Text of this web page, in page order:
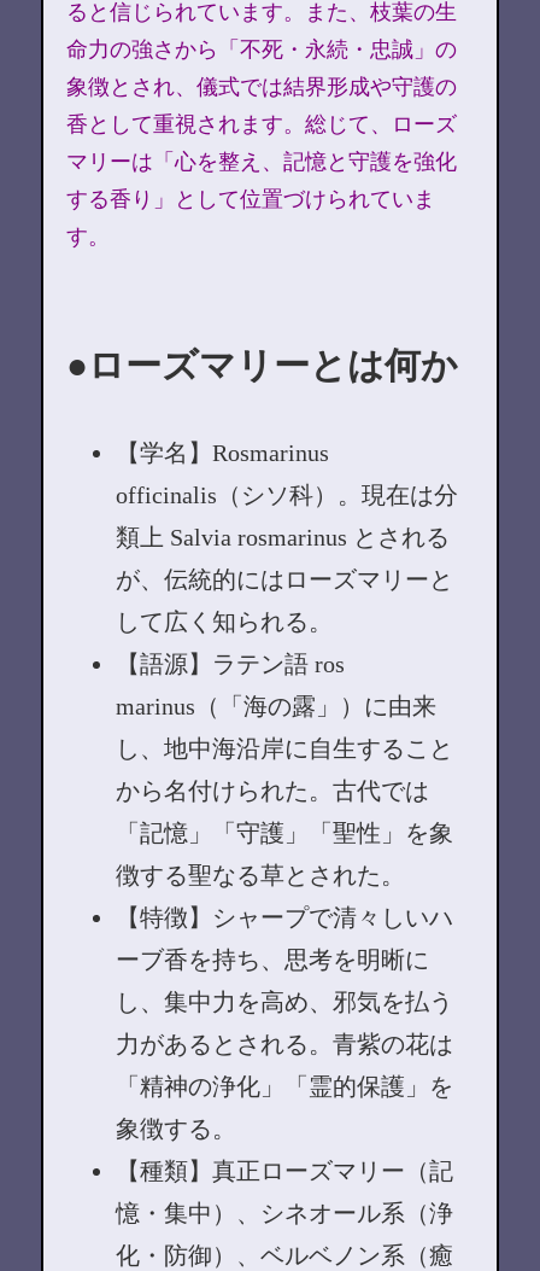
ると信じられています。また、枝葉の生
命力の強さから「不死・永続・忠誠」の
象徴とされ、儀式では結界形成や守護の
香として重視されます。総じて、ローズ
マリーは「心を整え、記憶と守護を強化
する香り」として位置づけられていま
す。
ローズマリーとは何か
【学名】Rosmarinus
officinalis（シソ科）。現在は分
類上 Salvia rosmarinus とされる
が、伝統的にはローズマリーと
して広く知られる。
【語源】ラテン語 ros
marinus（「海の露」）に由来
し、地中海沿岸に自生すること
から名付けられた。古代では
「記憶」「守護」「聖性」を象
徴する聖なる草とされた。
【特徴】シャープで清々しいハ
ーブ香を持ち、思考を明晰に
し、集中力を高め、邪気を払う
力があるとされる。青紫の花は
「精神の浄化」「霊的保護」を
象徴する。
【種類】真正ローズマリー（記
憶・集中）、シネオール系（浄
化・防御）、ベルベノン系（癒